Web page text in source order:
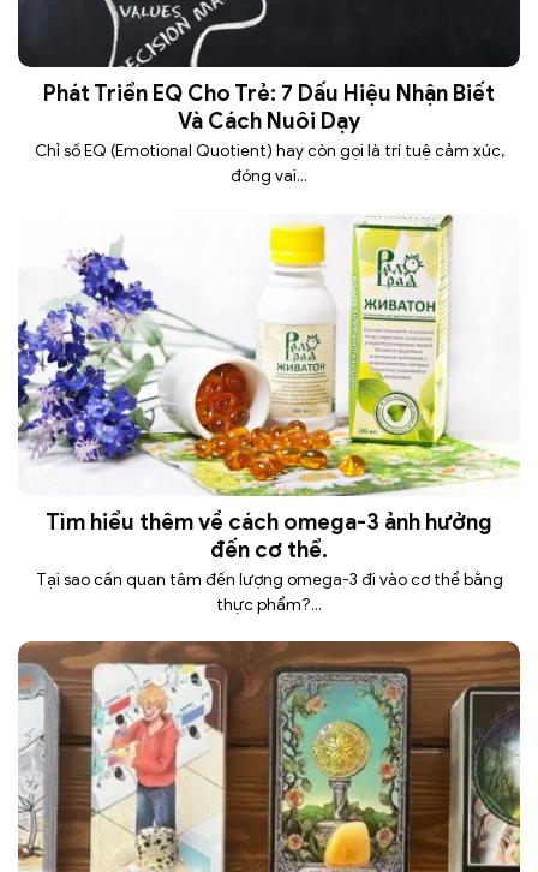
Phát Triển EQ Cho Trẻ: 7 Dấu Hiệu Nhận Biết
Và Cách Nuôi Dạy
Chỉ số EQ (Emotional Quotient) hay còn gọi là trí tuệ cảm xúc,
đóng vai...
Tìm hiểu thêm về cách omega-3 ảnh hưởng
đến cơ thể.
Tại sao cần quan tâm đến lượng omega-3 đi vào cơ thể bằng
thực phẩm?...